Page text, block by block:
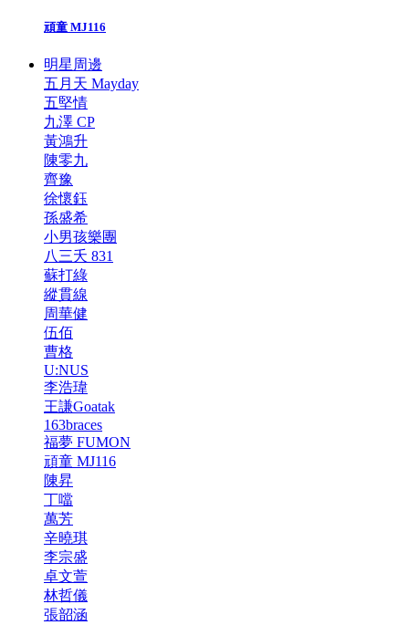
頑童 MJ116
明星周邊
五月天 Mayday
五堅情
九澤 CP
黃鴻升
陳零九
齊豫
徐懷鈺
孫盛希
小男孩樂團
八三夭 831
蘇打綠
縱貫線
周華健
伍佰
曹格
U:NUS
李浩瑋
王謙Goatak
163braces
福夢 FUMON
頑童 MJ116
陳昇
丁噹
萬芳
辛曉琪
李宗盛
卓文萱
林哲儀
張韶涵